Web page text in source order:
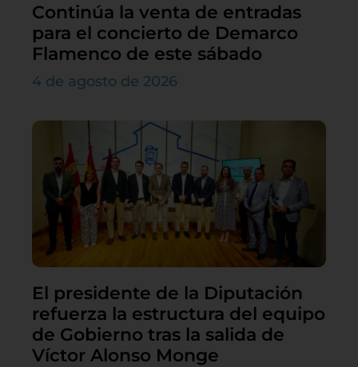
Continúa la venta de entradas
para el concierto de Demarco
Flamenco de este sábado
4 de agosto de 2026
El presidente de la Diputación
refuerza la estructura del equipo
de Gobierno tras la salida de
Víctor Alonso Monge